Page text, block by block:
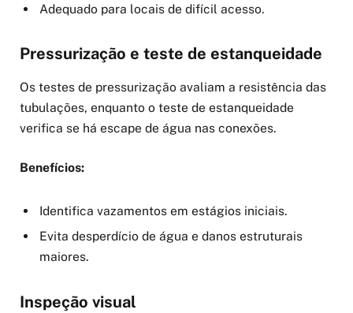
Adequado para locais de difícil acesso.
Pressurização e teste de estanqueidade
Os testes de pressurização avaliam a resistência das
tubulações, enquanto o teste de estanqueidade
verifica se há escape de água nas conexões.
Benefícios:
Identifica vazamentos em estágios iniciais.
Evita desperdício de água e danos estruturais
maiores.
Inspeção visual